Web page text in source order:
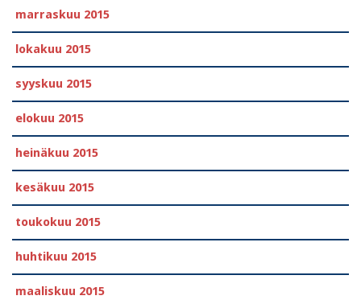
marraskuu 2015
lokakuu 2015
syyskuu 2015
elokuu 2015
heinäkuu 2015
kesäkuu 2015
toukokuu 2015
huhtikuu 2015
maaliskuu 2015